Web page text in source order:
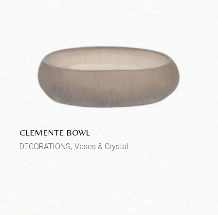
CLEMENTE BOWL
DECORATIONS Vases & Crystal